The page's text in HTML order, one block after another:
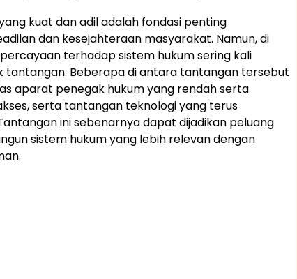
kuat dan adil adalah fondasi penting
dan kesejahteraan masyarakat. Namun, di
terhadap sistem hukum sering kali
tantangan. Beberapa di antara tantangan tersebut
aparat penegak hukum yang rendah serta
serta tantangan teknologi yang terus
ini sebenarnya dapat dijadikan peluang
sistem hukum yang lebih relevan dengan